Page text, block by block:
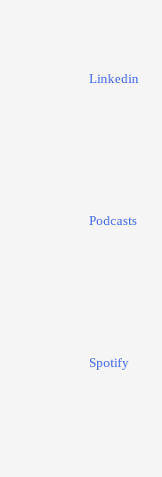
Linkedin
Podcasts
Spotify